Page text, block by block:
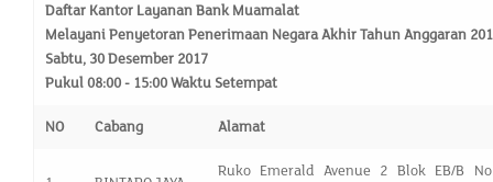
Daftar Kantor Layanan Bank Muamalat
Melayani Penyetoran Penerimaan Negara Akhir Tahun Anggaran
Sabtu, 30 Desember 2017
Pukul 08:00 - 15:00 Waktu Setempat
NO Cabang Alamat
Ruko Emerald Avenue 2 Blok EB/B